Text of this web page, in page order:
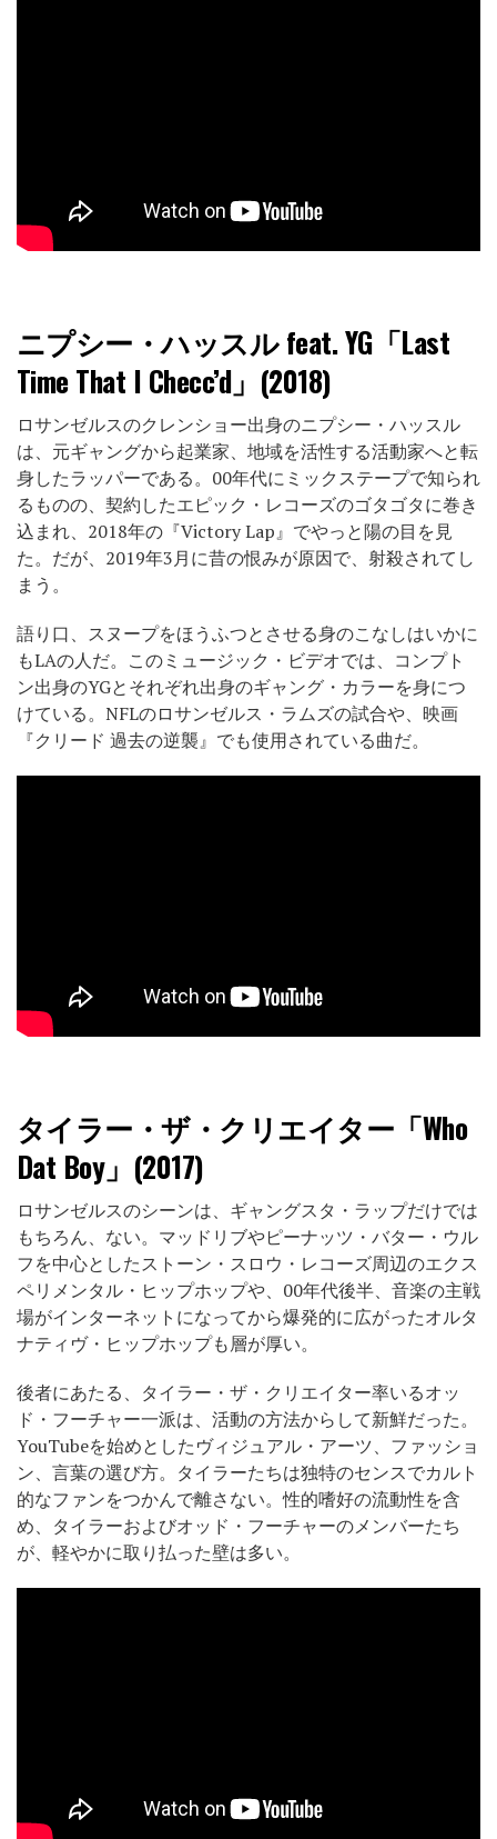
ニプシー・ハッスル feat. YG「Last
Time That I Checc’d」(2018)
ロサンゼルスのクレンショー出身のニプシー・ハッスル
は、元ギャングから起業家、地域を活性する活動家へと転
身したラッパーである。00年代にミックステープで知られ
るものの、契約したエピック・レコーズのゴタゴタに巻き
込まれ、2018年の『Victory Lap』でやっと陽の目を見
た。だが、2019年3月に昔の恨みが原因で、射殺されてし
まう。
語り口、スヌープをほうふつとさせる身のこなしはいかに
もLAの人だ。このミュージック・ビデオでは、コンプト
ン出身のYGとそれぞれ出身のギャング・カラーを身につ
けている。NFLのロサンゼルス・ラムズの試合や、映画
『クリード 過去の逆襲』でも使用されている曲だ。
タイラー・ザ・クリエイター「Who
Dat Boy」(2017)
ロサンゼルスのシーンは、ギャングスタ・ラップだけでは
もちろん、ない。マッドリブやピーナッツ・バター・ウル
フを中心としたストーン・スロウ・レコーズ周辺のエクス
ペリメンタル・ヒップホップや、00年代後半、音楽の主戦
場がインターネットになってから爆発的に広がったオルタ
ナティヴ・ヒップホップも層が厚い。
後者にあたる、タイラー・ザ・クリエイター率いるオッ
ド・フーチャー一派は、活動の方法からして新鮮だった。
YouTubeを始めとしたヴィジュアル・アーツ、ファッショ
ン、言葉の選び方。タイラーたちは独特のセンスでカルト
的なファンをつかんで離さない。性的嗜好の流動性を含
め、タイラーおよびオッド・フーチャーのメンバーたち
が、軽やかに取り払った壁は多い。